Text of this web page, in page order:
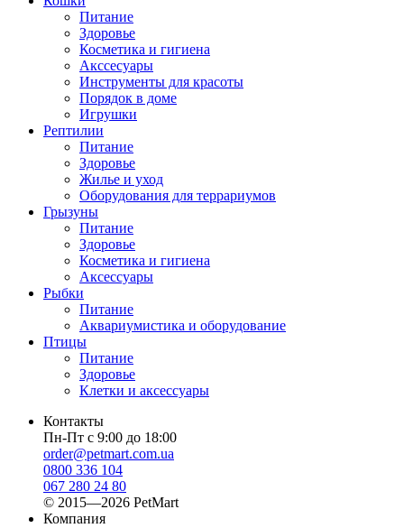
Питание
Здоровье
Косметика и гигиена
Акссесуары
Инструменты для красоты
Порядок в доме
Игрушки
Рептилии
Питание
Здоровье
Жилье и уход
Оборудования для террариумов
Грызуны
Питание
Здоровье
Косметика и гигиена
Аксессуары
Рыбки
Питание
Аквариумистика и оборудование
Птицы
Питание
Здоровье
Клетки и аксессуары
Контакты
Пн-Пт с 9:00 до 18:00
order@petmart.com.ua
0800 336 104
067 280 24 80
© 2015—2026 PetMart
Компания